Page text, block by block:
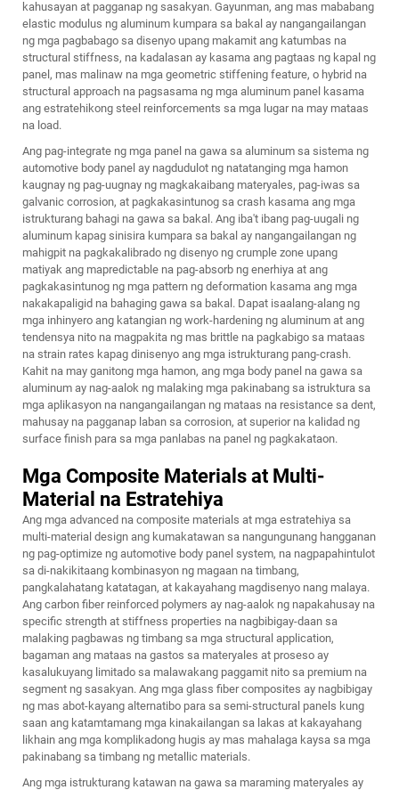
kahusayan at pagganap ng sasakyan. Gayunman, ang mas mababang
elastic modulus ng aluminum kumpara sa bakal ay nangangailangan
ng mga pagbabago sa disenyo upang makamit ang katumbas na
structural stiffness, na kadalasan ay kasama ang pagtaas ng kapal ng
panel, mas malinaw na mga geometric stiffening feature, o hybrid na
structural approach na pagsasama ng mga aluminum panel kasama
ang estratehikong steel reinforcements sa mga lugar na may mataas
na load.
Ang pag-integrate ng mga panel na gawa sa aluminum sa sistema ng
automotive body panel ay nagdudulot ng natatanging mga hamon
kaugnay ng pag-uugnay ng magkakaibang materyales, pag-iwas sa
galvanic corrosion, at pagkakasintunog sa crash kasama ang mga
istrukturang bahagi na gawa sa bakal. Ang iba't ibang pag-uugali ng
aluminum kapag sinisira kumpara sa bakal ay nangangailangan ng
mahigpit na pagkakalibrado ng disenyo ng crumple zone upang
matiyak ang mapredictable na pag-absorb ng enerhiya at ang
pagkakasintunog ng mga pattern ng deformation kasama ang mga
nakakapaligid na bahaging gawa sa bakal. Dapat isaalang-alang ng
mga inhinyero ang katangian ng work-hardening ng aluminum at ang
tendensya nito na magpakita ng mas brittle na pagkabigo sa mataas
na strain rates kapag dinisenyo ang mga istrukturang pang-crash.
Kahit na may ganitong mga hamon, ang mga body panel na gawa sa
aluminum ay nag-aalok ng malaking mga pakinabang sa istruktura sa
mga aplikasyon na nangangailangan ng mataas na resistance sa dent,
mahusay na pagganap laban sa corrosion, at superior na kalidad ng
surface finish para sa mga panlabas na panel ng pagkakataon.
Mga Composite Materials at Multi-
Material na Estratehiya
Ang mga advanced na composite materials at mga estratehiya sa
multi-material design ang kumakatawan sa nangungunang hangganan
ng pag-optimize ng automotive body panel system, na nagpapahintulot
sa di-nakikitaang kombinasyon ng magaan na timbang,
pangkalahatang katatagan, at kakayahang magdisenyo nang malaya.
Ang carbon fiber reinforced polymers ay nag-aalok ng napakahusay na
specific strength at stiffness properties na nagbibigay-daan sa
malaking pagbawas ng timbang sa mga structural application,
bagaman ang mataas na gastos sa materyales at proseso ay
kasalukuyang limitado sa malawakang paggamit nito sa premium na
segment ng sasakyan. Ang mga glass fiber composites ay nagbibigay
ng mas abot-kayang alternatibo para sa semi-structural panels kung
saan ang katamtamang mga kinakailangan sa lakas at kakayahang
likhain ang mga komplikadong hugis ay mas mahalaga kaysa sa mga
pakinabang sa timbang ng metallic materials.
Ang mga istrukturang katawan na gawa sa maraming materyales ay